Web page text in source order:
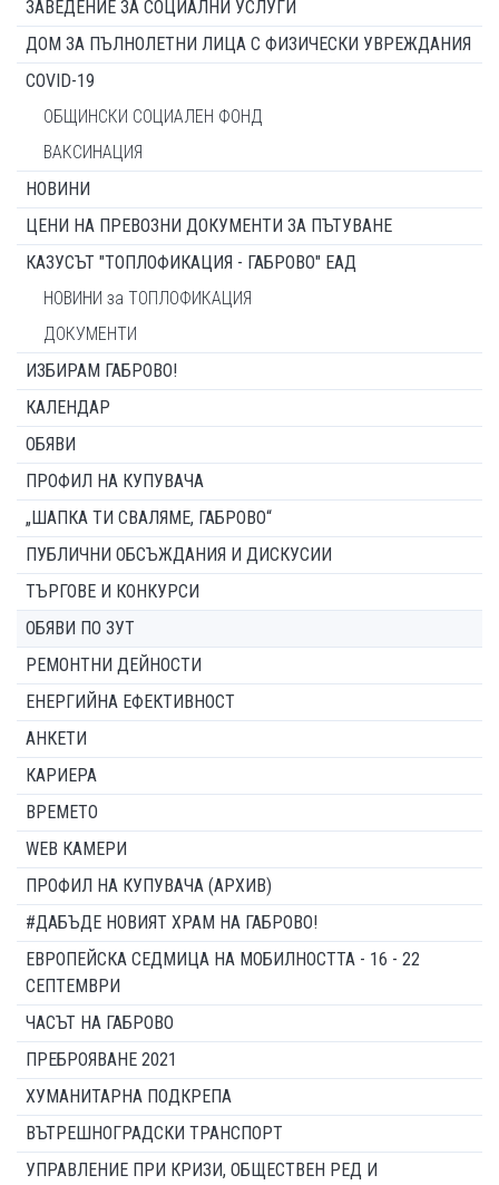
ЗАВЕДЕНИЕ ЗА СОЦИАЛНИ УСЛУГИ
ДОМ ЗА ПЪЛНОЛЕТНИ ЛИЦА С ФИЗИЧЕСКИ УВРЕЖДАНИЯ
COVID-19
ОБЩИНСКИ СОЦИАЛЕН ФОНД
ВАКСИНАЦИЯ
НОВИНИ
ЦЕНИ НА ПРЕВОЗНИ ДОКУМЕНТИ ЗА ПЪТУВАНЕ
КАЗУСЪТ "ТОПЛОФИКАЦИЯ - ГАБРОВО" ЕАД
НОВИНИ за ТОПЛОФИКАЦИЯ
ДОКУМЕНТИ
ИЗБИРАМ ГАБРОВО!
КАЛЕНДАР
ОБЯВИ
ПРОФИЛ НА КУПУВАЧА
„ШАПКА ТИ СВАЛЯМЕ, ГАБРОВО“
ПУБЛИЧНИ ОБСЪЖДАНИЯ И ДИСКУСИИ
ТЪРГОВЕ И КОНКУРСИ
ОБЯВИ ПО ЗУТ
РЕМОНТНИ ДЕЙНОСТИ
ЕНЕРГИЙНА ЕФЕКТИВНОСТ
АНКЕТИ
КАРИЕРА
ВРЕМЕТО
WEB КАМЕРИ
ПРОФИЛ НА КУПУВАЧА (АРХИВ)
#ДАБЪДЕ НОВИЯТ ХРАМ НА ГАБРОВО!
ЕВРОПЕЙСКА СЕДМИЦА НА МОБИЛНОСТТА - 16 - 22
СЕПТЕМВРИ
ЧАСЪТ НА ГАБРОВО
ПРЕБРОЯВАНЕ 2021
ХУМАНИТАРНА ПОДКРЕПА
ВЪТРЕШНОГРАДСКИ ТРАНСПОРТ
УПРАВЛЕНИЕ ПРИ КРИЗИ, ОБЩЕСТВЕН РЕД И